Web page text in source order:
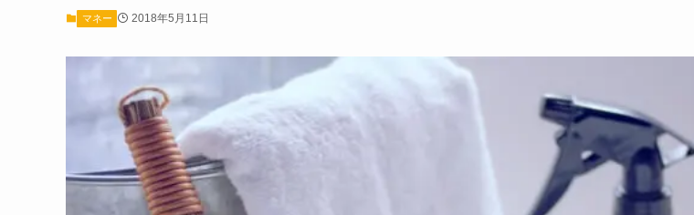
マネー 2018年5月11日